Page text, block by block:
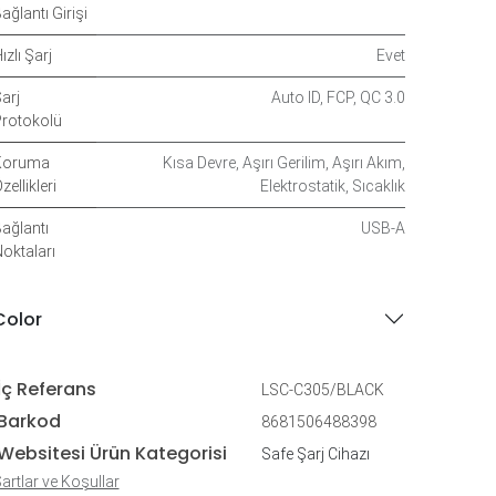
Girişi
Şarj Evet
Auto ID, FCP, QC 3.0
Kısa Devre, Aşırı Gerilim Aşırı Akım
Elektrostatik, Sıcaklık
USB-A
Referans LSC-C305/BLACK
8681506488398
Ürün Kategorisi
Safe Şarj Cihazı
ve Koşullar